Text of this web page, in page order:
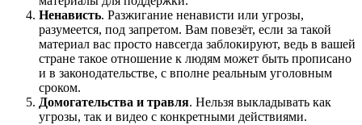
Ненависть. Разжигание ненависти или угрозы,
разумеется, под запретом. Вам повезёт, если за такой
материал вас просто навсегда заблокируют, ведь в вашей
стране такое отношение к людям может быть прописано
и в законодательстве, с вполне реальным уголовным
сроком.
Домогательства и травля. Нельзя выкладывать как
угрозы, так и видео с конкретными действиями.